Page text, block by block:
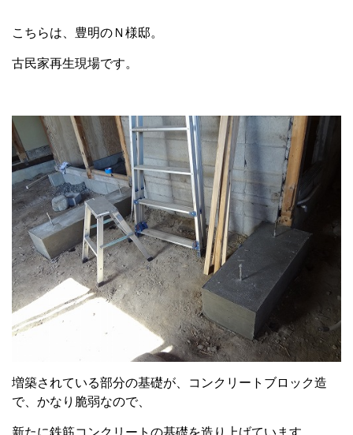
こちらは、豊明のＮ様邸。
古民家再生現場です。
増築されている部分の基礎が、コンクリートブロック造
で、かなり脆弱なので、
新たに鉄筋コンクリートの基礎を造り上げています。